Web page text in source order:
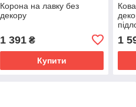
Корона на лавку без
декору
1 391₴
Купити
1